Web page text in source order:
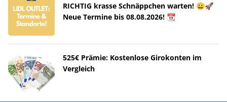
RICHTIG krasse Schnäppchen warten! 😀🚀
Neue Termine bis 08.08.2026! 📆
525€ Prämie: Kostenlose Girokonten im
Vergleich